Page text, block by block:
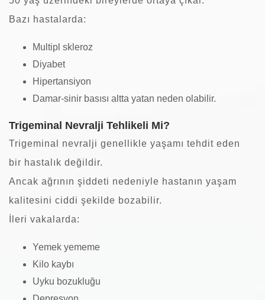
Bazı hastalarda:
Multipl skleroz
Diyabet
Hipertansiyon
Damar-sinir basısı altta yatan neden olabilir.
Trigeminal Nevralji Tehlikeli Mi?
Trigeminal nevralji genellikle yaşamı tehdit eden
bir hastalık değildir.
Ancak ağrının şiddeti nedeniyle hastanın yaşam
kalitesini ciddi şekilde bozabilir.
İleri vakalarda:
Yemek yememe
Kilo kaybı
Uyku bozukluğu